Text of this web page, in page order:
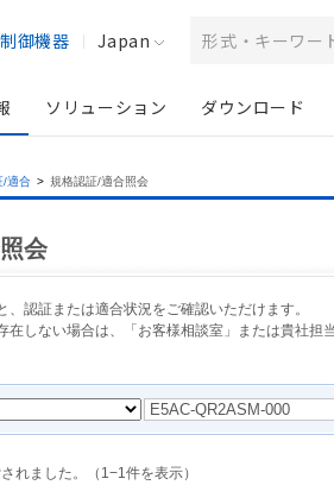
制御機器 Japan
ソリューション ダウンロード
/適合 > 規格認証/適合照会
会
、認証または適合状況をご確認いただけます。
在しない場合は、「お客様相談室」または貴社担
れました。（ 1 −1 件を表示）